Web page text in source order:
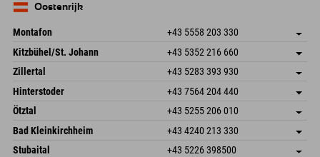
Duitsland
Oostenrijk
Montafon +43 5558 203 330
Dorfstr. 127b
6793 Gaschurn/Montafon
Oostenrijk
Adres opslaan
Aankomstinformatie
Booking
Kitzbühel/St. Johann +43 5352 216 660
Speckbacherstraße 87
Oostenrijk
Adres opslaan
Booking
Zillertal +43 5283 393 930
Schmiedau 2
6272 Kaltenbach im Zillertal
Oostenrijk
Adres opslaan
Aankomstinformatie
Booking
Hinterstoder +43 7564 204 440
Freizeitpark 10
Oostenrijk
Adres opslaan
Booking
Ötztal +43 5255 206 010
Gscheat 14
6441 Umhausen
Oostenrijk
Adres opslaan
Aankomstinformatie
Booking
Bad Kleinkirchheim +43 4240 213 330
Dorfstraße 24
Adres opslaan
Stubaital +43 5226 398500